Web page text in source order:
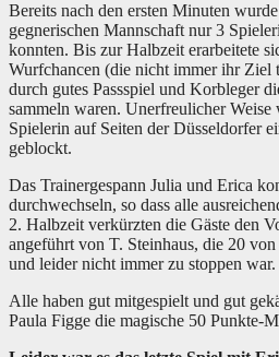
Bereits nach den ersten Minuten
gegnerischen Mannschaft nur 3
konnten. Bis zur Halbzeit erarbeitete
Wurfchancen (die nicht immer ihr Ziel
durch gutes Passspiel und Korbleger
sammeln waren. Unerfreulicher
Spielerin auf Seiten der Düsseldorfer
geblockt.
Das Trainergespann Julia und Erica
durchwechseln, so dass alle
2. Halbzeit verkürzten die Gäste den
angeführt von T. Steinhaus, die 20
und leider nicht immer zu stoppen war.
Alle haben gut mitgespielt und gut
Paula Figge die magische 50 Punkte-